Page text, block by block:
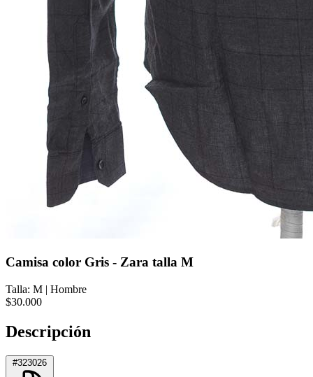
Camisa color Gris - Zara talla M
Talla: M | Hombre
$30.000
Descripción
#323026